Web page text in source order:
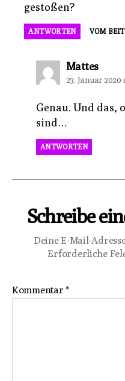
gestoßen?
ANTWORTEN VOM
Mattessagt:
23. Januar 2020
Genau. Und das,
sind…
ANTWORTEN
Schreibe
Deine E-Mail-
Erforderliche
Kommentar*